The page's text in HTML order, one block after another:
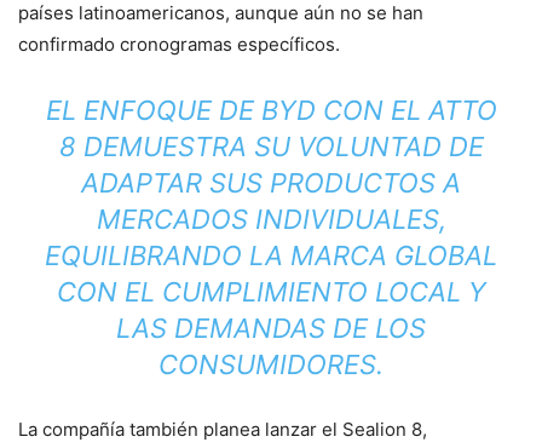
países latinoamericanos, aunque aún no se han
confirmado cronogramas específicos.
EL ENFOQUE DE BYD CON EL ATTO
8 DEMUESTRA SU VOLUNTAD DE
ADAPTAR SUS PRODUCTOS A
MERCADOS INDIVIDUALES,
EQUILIBRANDO LA MARCA GLOBAL
CON EL CUMPLIMIENTO LOCAL Y
LAS DEMANDAS DE LOS
CONSUMIDORES.
La compañía también planea lanzar el Sealion 8,